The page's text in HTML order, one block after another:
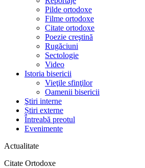
Pilde ortodoxe
Filme ortodoxe
Citate ortodoxe
Poezie creştină
Rugăciuni
Sectologie
Video
Istoria bisericii
Vieţile sfinţilor
Oamenii bisericii
Ştiri interne
Știri externe
Întreabă preotul
Evenimente
Actualitate
Citate Ortodoxe